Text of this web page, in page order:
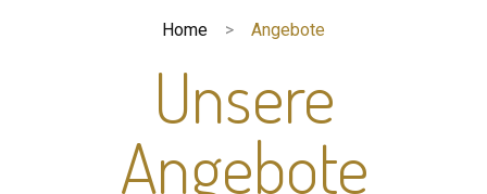
Home Angebote
Unsere
Angebote